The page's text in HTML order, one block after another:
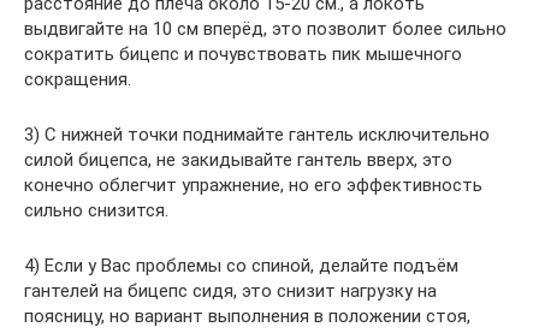
выдвигайте на 10 см вперёд, это позволит более сильно
сократить бицепс и почувствовать пик мышечного
сокращения.
3) С нижней точки поднимайте гантель исключительно
силой бицепса, не закидывайте гантель вверх, это
конечно облегчит упражнение, но его эффективность
сильно снизится.
4) Если у Вас проблемы со спиной, делайте подъём
гантелей на бицепс сидя, это снизит нагрузку на
поясницу, но вариант выполнения в положении стоя,